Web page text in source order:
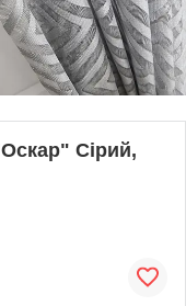
Сірий,